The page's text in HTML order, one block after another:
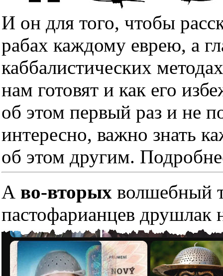
И он для того, чтобы
рабах каждому еврею, а
каббалистических
нам готовят и как его
об этом первый раз и не
интересно, важно знать
об этом другим.
А во-вторых волшебный
пастофарианцев друшлак